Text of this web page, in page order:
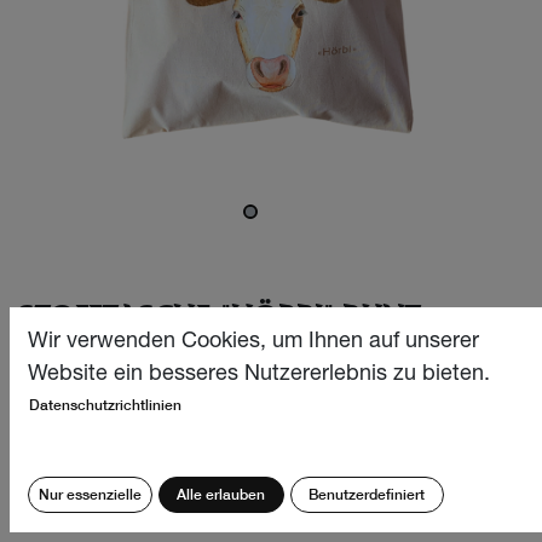
STOFFTASCHE "HÖRBI" BUNT
Die Hörbi-Tasche aus Bio Baumwolle mit
CHF4.90
Wir verwenden Cookies, um Ihnen auf unserer
Website ein besseres Nutzererlebnis zu bieten.
Datenschutzrichtlinien
Nur essenzielle Alle erlauben Benutzerdefiniert